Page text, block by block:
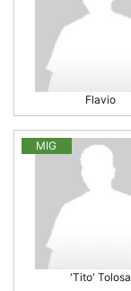
Flavio
MIG
'Tito' Tolosa